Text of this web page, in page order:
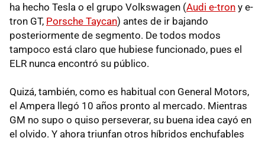
ha hecho Tesla o el grupo Volkswagen (Audi e-tron y e-
tron GT, Porsche Taycan) antes de ir bajando
posteriormente de segmento. De todos modos
tampoco está claro que hubiese funcionado, pues el
ELR nunca encontró su público.
Quizá, también, como es habitual con General Motors,
el Ampera llegó 10 años pronto al mercado. Mientras
GM no supo o quiso perseverar, su buena idea cayó en
el olvido. Y ahora triunfan otros híbridos enchufables